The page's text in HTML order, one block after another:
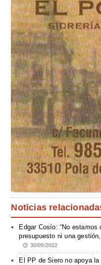
Noticias
Edgar Cosío: “No
presupuesto ni una
30/09/2022
El PP de Siero no apoya